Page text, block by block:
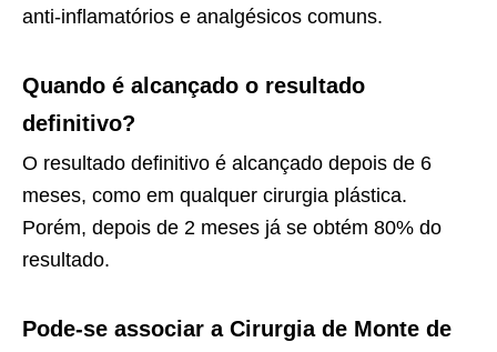
anti-inflamatórios e analgésicos comuns.
Quando é alcançado o resultado
definitivo?
O resultado definitivo é alcançado depois de 6
meses, como em qualquer cirurgia plástica.
Porém, depois de 2 meses já se obtém 80% do
resultado.
Pode-se associar a Cirurgia de Monte de